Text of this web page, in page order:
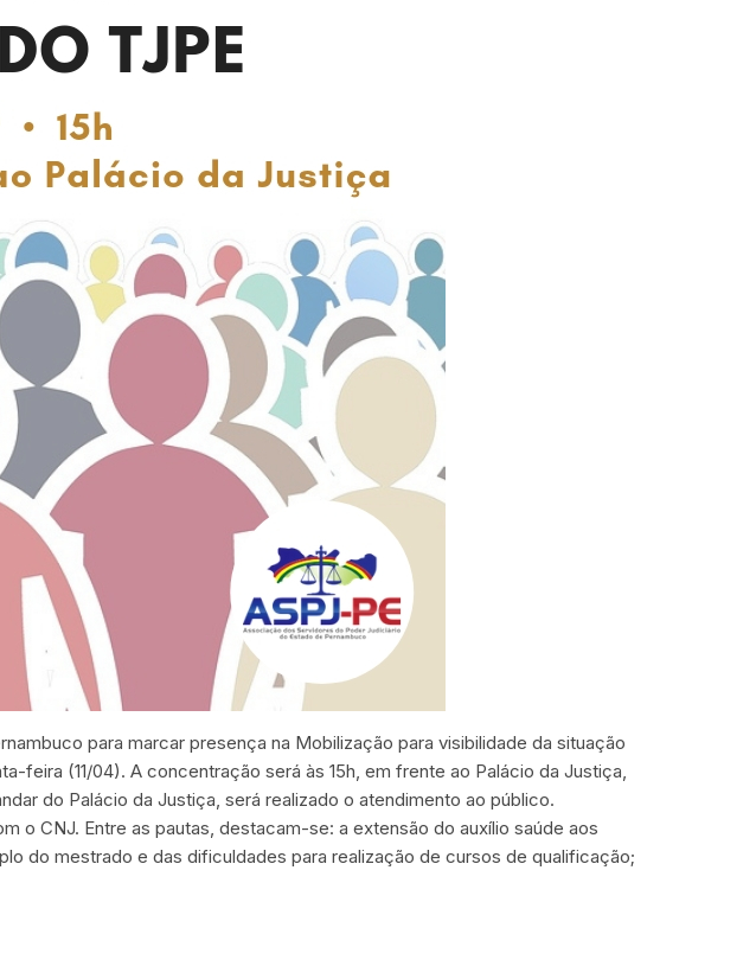
para marcar presença na Mobilização para visibilidade da situação
feira (11/04). A concentração será às 15h, em frente ao Palácio da Justiça,
do Palácio da Justiça, será realizado o atendimento ao público.
o CNJ. Entre as pautas, destacam-se: a extensão do auxílio saúde aos
do mestrado e das dificuldades para realização de cursos de qualificação;